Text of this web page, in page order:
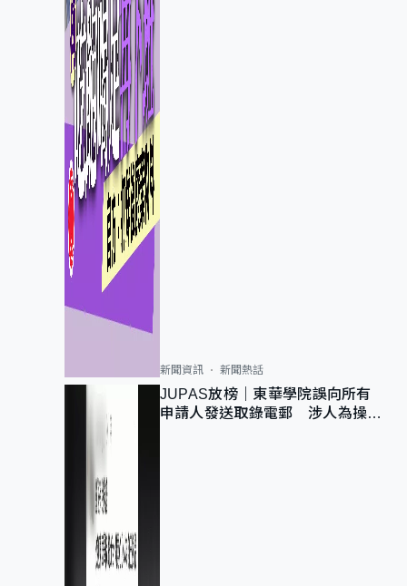
新聞資訊 新聞熱話
JUPAS放榜｜東華學院誤向所有
申請人發送取錄電郵 涉人為操作